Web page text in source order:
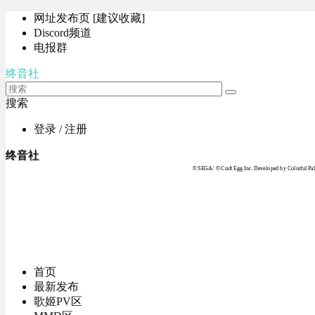
网址发布页 [建议收藏]
Discord频道
电报群
终音社
搜索
登录 / 注册
终音社
© SEGA / © Craft Egg Inc. Developed by Colorful
首页
最新发布
歌姬PV区